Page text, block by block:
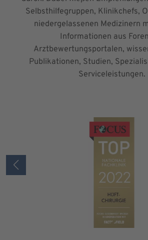
Selbsthilfegruppen, Klinikchefs,
niedergelassenen Medizinern
Informationen aus
Arztbewertungsportalen,
Publikationen, Studien,
Serviceleistungen.